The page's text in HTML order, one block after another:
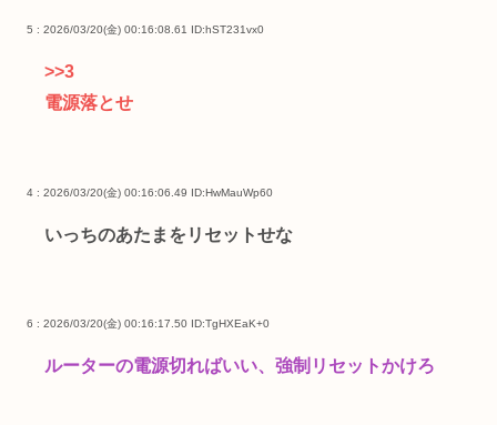
5 : 2026/03/20(金) 00:16:08.61 ID:hST231vx0
>>3
電源落とせ
4 : 2026/03/20(金) 00:16:06.49 ID:HwMauWp60
いっちのあたまをリセットせな
6 : 2026/03/20(金) 00:16:17.50 ID:TgHXEaK+0
ルーターの電源切ればいい、強制リセットかけろ